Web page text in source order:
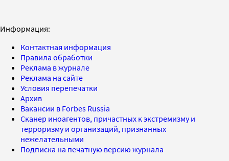
Информация:
Контактная информация
Правила обработки
Реклама в журнале
Реклама на сайте
Условия перепечатки
Архив
Вакансии в Forbes Russia
Сканер иноагентов, причастных к экстремизму и
терроризму и организаций, признанных
нежелательными
Подписка на печатную версию журнала